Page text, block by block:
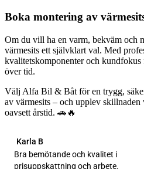
Boka montering av
Om du vill ha en varm, bekväm och
värmesits ett självklart val. Med
kvalitetskomponenter och
över tid.
Välj Alfa Bil & Båt för en trygg,
av värmesits – och upplev skillnaden
oavsett årstid. 🚗🔥